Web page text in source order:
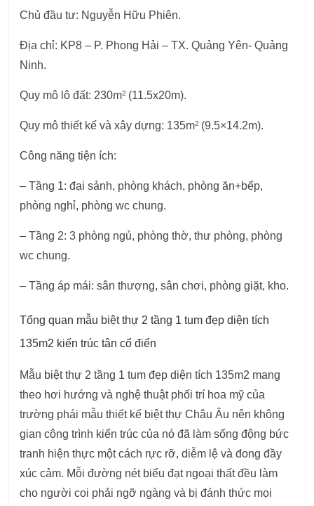
Chủ đầu tư: Nguyễn Hữu Phiên.
Địa chỉ: KP8 – P. Phong Hải – TX. Quảng Yên- Quảng
Ninh.
Quy mô lô đất: 230m2 (11.5x20m).
Quy mô thiết kế và xây dựng: 135m2 (9.5×14.2m).
Công năng tiện ích:
– Tầng 1: đại sảnh, phòng khách, phòng ăn+bếp,
phòng nghỉ, phòng wc chung.
– Tầng 2: 3 phòng ngủ, phòng thờ, thư phòng, phòng
wc chung.
– Tầng áp mái: sân thượng, sân chơi, phòng giặt, kho.
Tổng quan mẫu biệt thự 2 tầng 1 tum đẹp diện tích
135m2 kiến trúc tân cổ điển
Mẫu biệt thự 2 tầng 1 tum đẹp diện tích 135m2 mang
theo hơi hướng và nghệ thuật phối trí hoa mỹ của
trường phái mẫu thiết kế biệt thự Châu Âu nên không
gian công trình kiến trúc của nó đã làm sống động bức
tranh hiện thực một cách rực rỡ, diễm lệ và đong đầy
xúc cảm. Mỗi đường nét biểu đạt ngoại thất đều làm
cho người coi phải ngỡ ngàng và bị đánh thức mọi